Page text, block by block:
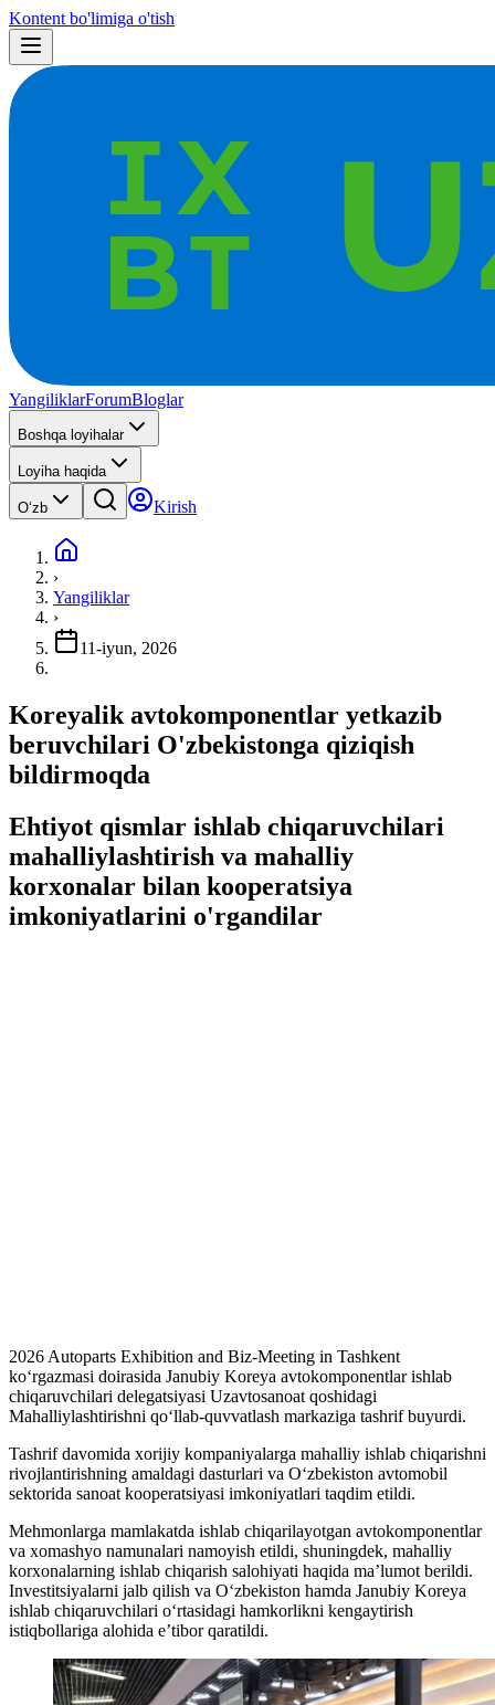
Kontent bo'limiga o'tish
YangiliklarForumBloglar
Boshqa loyihalar
Loyiha haqida
Oʻzb Kirish
›
Yangiliklar
›
11-iyun, 2026
Koreyalik avtokomponentlar yetkazib
beruvchilari O'zbekistonga qiziqish
bildirmoqda
Ehtiyot qismlar ishlab chiqaruvchilari
mahalliylashtirish va mahalliy
korxonalar bilan kooperatsiya
imkoniyatlarini o'rgandilar
2026 Autoparts Exhibition and Biz-Meeting in Tashkent
ko‘rgazmasi doirasida Janubiy Koreya avtokomponentlar ishlab
chiqaruvchilari delegatsiyasi Uzavtosanoat qoshidagi
Mahalliylashtirishni qo‘llab-quvvatlash markaziga tashrif buyurdi.
Tashrif davomida xorijiy kompaniyalarga mahalliy ishlab chiqarishni
rivojlantirishning amaldagi dasturlari va O‘zbekiston avtomobil
sektorida sanoat kooperatsiyasi imkoniyatlari taqdim etildi.
Mehmonlarga mamlakatda ishlab chiqarilayotgan avtokomponentlar
va xomashyo namunalari namoyish etildi, shuningdek, mahalliy
korxonalarning ishlab chiqarish salohiyati haqida ma’lumot berildi.
Investitsiyalarni jalb qilish va O‘zbekiston hamda Janubiy Koreya
ishlab chiqaruvchilari o‘rtasidagi hamkorlikni kengaytirish
istiqbollariga alohida e’tibor qaratildi.